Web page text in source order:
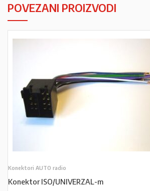
POVEZANI PROIZVODI
Konektori AUTO radio
Konektor ISO/UNIVERZAL-m